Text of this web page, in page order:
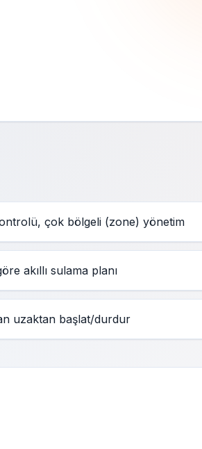
çok bölgeli (zone) yönetim
akıllı sulama planı
uzaktan başlat/durdur